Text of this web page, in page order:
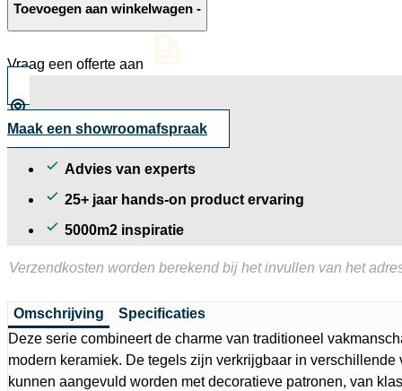
Terra
Toevoegen aan winkelwagen -
Vraag een offerte aan
Maak een showroomafspraak
Advies van experts
25+ jaar hands-on product ervaring
5000m2 inspiratie
Verzendkosten worden berekend bij het invullen van het
Omschrijving
Specificaties
Deze serie combineert de charme van traditioneel
modern keramiek. De tegels zijn verkrijgbaar in verschillende
kunnen aangevuld worden met decoratieve patronen, van